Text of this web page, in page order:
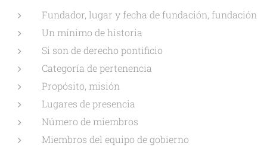
Fundador, lugar y fecha de fundación, fundación
Un mínimo de historia
Si son de derecho pontificio
Categoría de pertenencia
Propósito, misión
Lugares de presencia
Número de miembros
Miembros del equipo de gobierno